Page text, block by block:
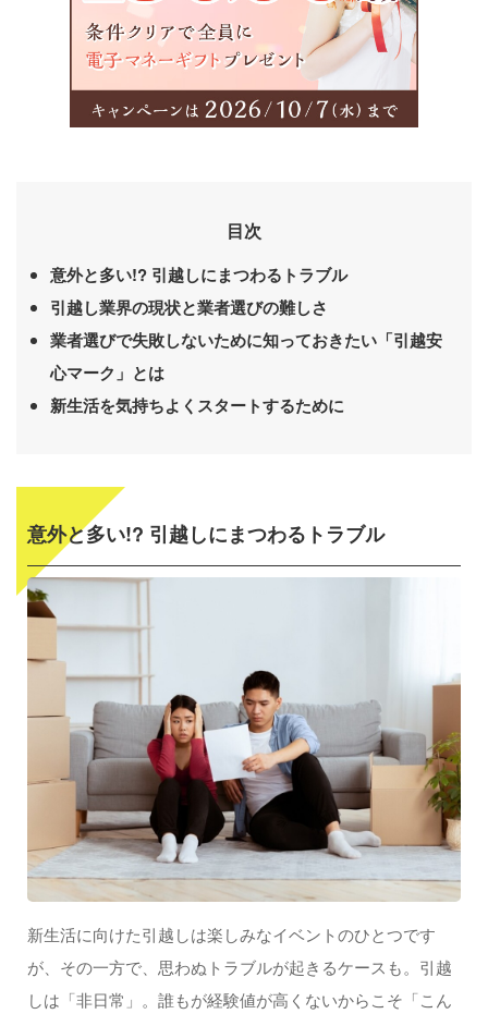
目次
意外と多い!? 引越しにまつわるトラブル
引越し業界の現状と業者選びの難しさ
業者選びで失敗しないために知っておきたい「引越安
心マーク」とは
新生活を気持ちよくスタートするために
意外と多い!? 引越しにまつわるトラブル
新生活に向けた引越しは楽しみなイベントのひとつです
が、その一方で、思わぬトラブルが起きるケースも。引越
しは「非日常」。誰もが経験値が高くないからこそ「こん